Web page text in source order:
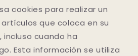
cookies para realizar un
que coloca en su
cuando ha
Esta información se utiliza